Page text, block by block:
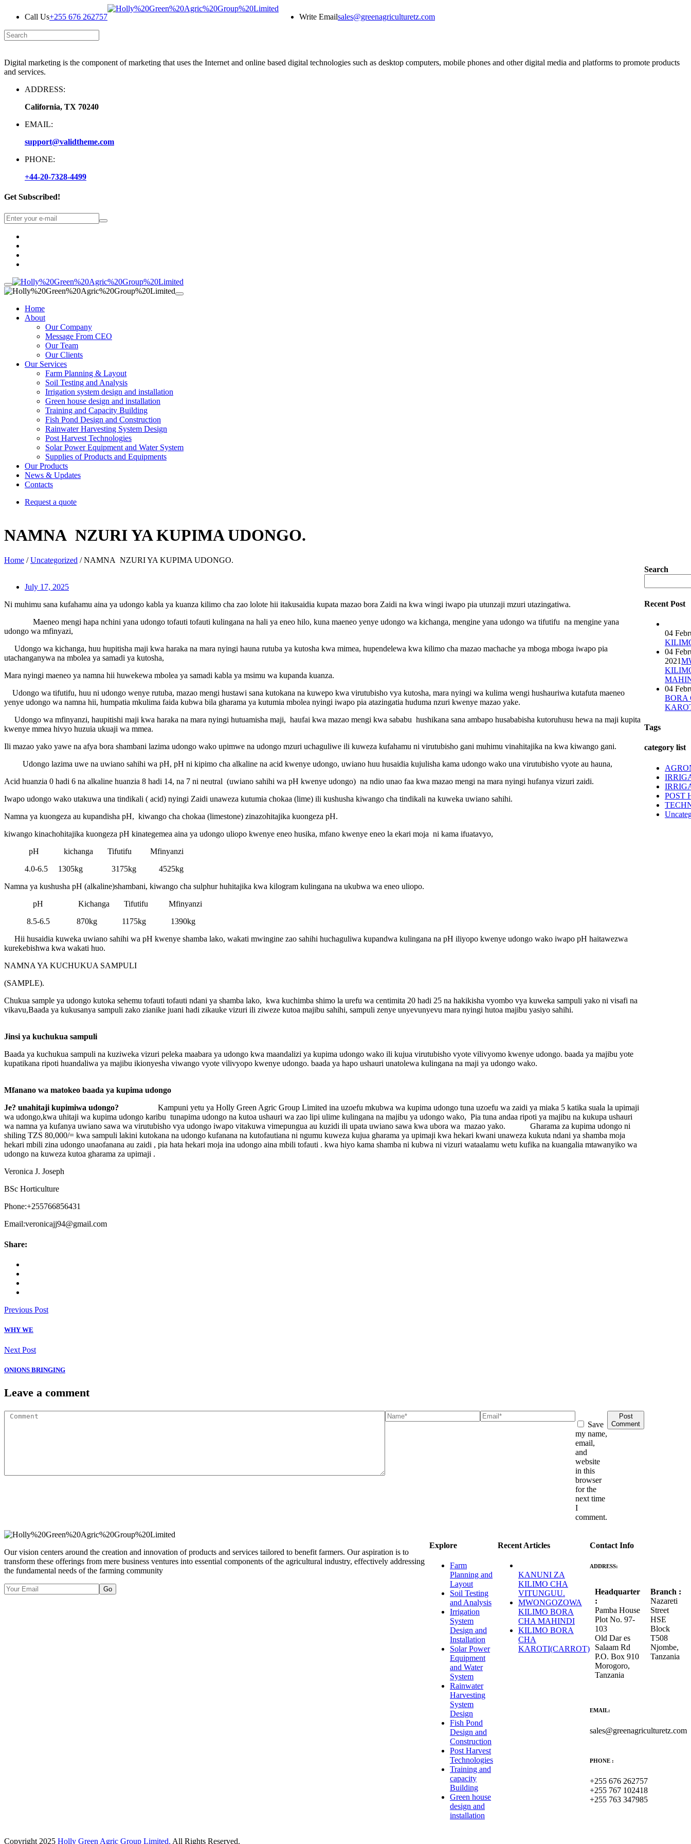
Call Us+255 676 262757 Write Emailsales@greenagriculturetz.com
Digital marketing is the component of marketing that uses the Internet and online based digital technologies such as desktop computers, mobile phones and other digital media and platforms to promote products
and services.
ADDRESS:
California, TX 70240
EMAIL:
support@validtheme.com
PHONE:
+44-20-7328-4499
Get Subscribed!
Home
About
Our Company
Message From CEO
Our Team
Our Clients
Our Services
Farm Planning & Layout
Soil Testing and Analysis
Irrigation system design and installation
Green house design and installation
Training and Capacity Building
Fish Pond Design and Construction
Rainwater Harvesting System Design
Post Harvest Technologies
Solar Power Equipment and Water System
Supplies of Products and Equipments
Our Products
News & Updates
Contacts
Request a quote
NAMNA NZURI YA KUPIMA UDONGO.
Home /Uncategorized / NAMNA NZURI YA KUPIMA UDONGO.
July 17, 2025
Ni muhimu sana kufahamu aina ya udongo kabla ya kuanza kilimo cha zao lolote hii itakusaidia kupata mazao bora Zaidi na kwa wingi iwapo pia utunzaji mzuri utazingatiwa.
Maeneo mengi hapa nchini yana udongo tofauti tofauti kulingana na hali ya eneo hilo, kuna maeneo yenye udongo wa kichanga, mengine yana udongo wa tifutifu na mengine yana
udongo wa mfinyazi,
Udongo wa kichanga, huu hupitisha maji kwa haraka na mara nyingi hauna rutuba ya kutosha kwa mimea, hupendelewa kwa kilimo cha mazao machache ya mboga mboga iwapo pia
utachanganywa na mbolea ya samadi ya kutosha,
Mara nyingi maeneo ya namna hii huwekewa mbolea ya samadi kabla ya msimu wa kupanda kuanza.
Udongo wa tifutifu, huu ni udongo wenye rutuba, mazao mengi hustawi sana kutokana na kuwepo kwa virutubisho vya kutosha, mara nyingi wa kulima wengi hushauriwa kutafuta maeneo
yenye udongo wa namna hii, humpatia mkulima faida kubwa bila gharama ya kutumia mbolea nyingi iwapo pia atazingatia huduma nzuri kwenye mazao yake.
Udongo wa mfinyanzi, haupitishi maji kwa haraka na mara nyingi hutuamisha maji, haufai kwa mazao mengi kwa sababu hushikana sana ambapo husababisha kutoruhusu hewa na maji kupita
kwenye mmea hivyo huzuia ukuaji wa mmea.
Ili mazao yako yawe na afya bora shambani lazima udongo wako upimwe na udongo mzuri uchaguliwe ili kuweza kufahamu ni virutubisho gani muhimu vinahitajika na kwa kiwango gani.
Udongo lazima uwe na uwiano sahihi wa pH, pH ni kipimo cha alkaline na acid kwenye udongo, uwiano huu husaidia kujulisha kama udongo wako una virutubisho vyote au hauna,
Acid huanzia 0 hadi 6 na alkaline huanzia 8 hadi 14, na 7 ni neutral (uwiano sahihi wa pH kwenye udongo) na ndio unao faa kwa mazao mengi na mara nyingi hufanya vizuri zaidi.
Iwapo udongo wako utakuwa una tindikali ( acid) nyingi Zaidi unaweza kutumia chokaa (lime) ili kushusha kiwango cha tindikali na kuweka uwiano sahihi.
Namna ya kuongeza au kupandisha pH, kiwango cha chokaa (limestone) zinazohitajika kuongeza pH.
kiwango kinachohitajika kuongeza pH kinategemea aina ya udongo uliopo kwenye eneo husika, mfano kwenye eneo la ekari moja ni kama ifuatavyo,
pH kichanga Tifutifu Mfinyanzi
4.0-6.5 1305kg 3175kg 4525kg
Namna ya kushusha pH (alkaline)shambani, kiwango cha sulphur huhitajika kwa kilogram kulingana na ukubwa wa eneo uliopo.
pH Kichanga Tifutifu Mfinyanzi
8.5-6.5 870kg 1175kg 1390kg
Hii husaidia kuweka uwiano sahihi wa pH kwenye shamba lako, wakati mwingine zao sahihi huchaguliwa kupandwa kulingana na pH iliyopo kwenye udongo wako iwapo pH haitawezwa
kurekebishwa kwa wakati huo.
NAMNA YA KUCHUKUA SAMPULI
(SAMPLE).
Chukua sample ya udongo kutoka sehemu tofauti tofauti ndani ya shamba lako, kwa kuchimba shimo la urefu wa centimita 20 hadi 25 na hakikisha vyombo vya kuweka sampuli yako ni visafi na
vikavu,Baada ya kukusanya sampuli zako zianike juani hadi zikauke vizuri ili ziweze kutoa majibu sahihi, sampuli zenye unyevunyevu mara nyingi hutoa majibu yasiyo sahihi.
Jinsi ya kuchukua sampuli
Baada ya kuchukua sampuli na kuziweka vizuri peleka maabara ya udongo kwa maandalizi ya kupima udongo wako ili kujua virutubisho vyote vilivyomo kwenye udongo. baada ya majibu yote
kupatikana ripoti huandaliwa ya majibu ikionyesha viwango vyote vilivyopo kwenye udongo. baada ya hapo ushauri unatolewa kulingana na maji ya udongo wako.
Mfanano wa matokeo baada ya kupima udongo
Je? unahitaji kupimiwa udongo?
Kampuni yetu ya Holly Green Agric Group Limited ina uzoefu mkubwa wa kupima udongo tuna uzoefu wa zaidi ya miaka 5 katika suala la upimaji
wa udongo,kwa uhitaji wa kupima udongo karibu tunapima udongo na kutoa ushauri wa zao lipi ulime kulingana na majibu ya udongo wako, Pia tuna andaa ripoti ya majibu na kukupa ushauri
wa namna ya kufanya uwiano sawa wa virutubisho vya udongo iwapo vitakuwa vimepungua au kuzidi ili upata uwiano sawa kwa ubora wa mazao yako. Gharama za kupima udongo ni
shiling TZS 80,000/= kwa sampuli lakini kutokana na udongo kufanana na kutofautiana ni ngumu kuweza kujua gharama ya upimaji kwa hekari kwani unaweza kukuta ndani ya shamba moja
hekari mbili zina udongo unaofanana au zaidi , pia hata hekari moja ina udongo aina mbili tofauti . kwa hiyo kama shamba ni kubwa ni vizuri wataalamu wetu kufika na kuangalia mtawanyiko wa
udongo na kuweza kutoa gharama za upimaji .
Veronica J. Joseph
BSc Horticulture
Phone:+255766856431
Email:veronicajj94@gmail.com
Share:
Previous Post
WHY WE
Next Post
ONIONS BRINGING
Leave a comment
Save
my name,
email,
and
website
in this
browser
for the
next time
I
comment.
Post
Comment
Search
Recent Post
04
04
2021
04
BORA
Tags
category list
POST
Our vision centers around the creation and innovation of products and services tailored to benefit farmers. Our aspiration is to
transform these offerings from mere business ventures into essential components of the agricultural industry, effectively addressing
the fundamental needs of the farming community
Go
Explore
Farm
Planning and
Layout
Soil Testing
and Analysis
Irrigation
System
Design and
Installation
Solar Power
Equipment
and Water
System
Rainwater
Harvesting
System
Design
Fish Pond
Design and
Construction
Post Harvest
Technologies
Training and
capacity
Building
Green house
design and
installation
Recent Articles
KANUNI ZA
KILIMO CHA
VITUNGUU.
MWONGOZOWA
KILIMO BORA
CHA MAHINDI
KILIMO BORA
CHA
KAROTI(CARROT)
Contact Info
ADDRESS:
Headquarter
:
Pamba House
Plot No. 97-
103
Old Dar es
Salaam Rd
P.O. Box 910
Morogoro,
Tanzania
Branch :
Nazareti
Street
HSE
Block
T508
Njombe,
Tanzania
EMAIL:
sales@greenagriculturetz.com
PHONE :
+255 676 262757
+255 767 102418
+255 763 347985
Copyright 2025 Holly Green Agric Group Limited. All Rights Reserved.